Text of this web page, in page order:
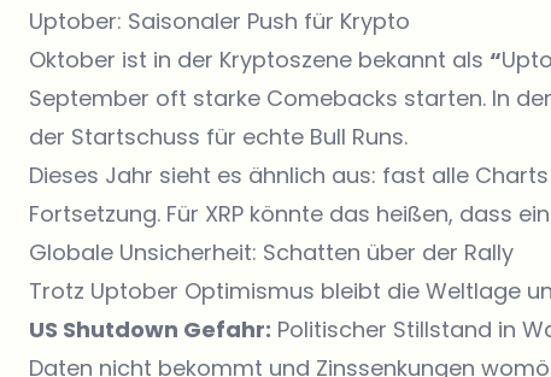
Uptober: Saisonaler Push für Krypto
Oktober ist in der Kryptoszene bekannt als “
September oft starke Comebacks starten. In
der Startschuss für echte Bull Runs.
Dieses Jahr sieht es ähnlich aus: fast alle
Fortsetzung. Für XRP könnte das heißen, dass
Globale Unsicherheit: Schatten über der Rally
Trotz Uptober Optimismus bleibt die Weltlage
US Shutdown Gefahr: Politischer Stillstand in
Daten nicht bekommt und Zinssenkungen